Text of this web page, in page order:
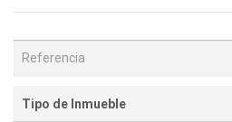
Tipo de Inmueble